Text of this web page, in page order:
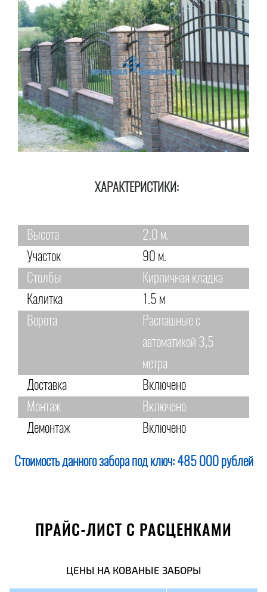
ХАРАКТЕРИСТИКИ:
Высота
2,0 м.
Участок
90 м.
Столбы
Кирпичная кладка
Калитка
1.5 м
Ворота
Распашные с
автоматикой 3,5
метра
Доставка
Включено
Монтаж
Включено
Демонтаж
Включено
Стоимость данного забора под ключ: 485 000 рублей
ПРАЙС-ЛИСТ С РАСЦЕНКАМИ
ЦЕНЫ НА КОВАНЫЕ ЗАБОРЫ